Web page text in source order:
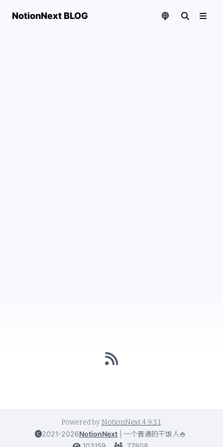
NotionNext BLOG
Powered by NotionNext4.9.3.1.
2021-2026NotionNext
一个普通的干饭人🍚